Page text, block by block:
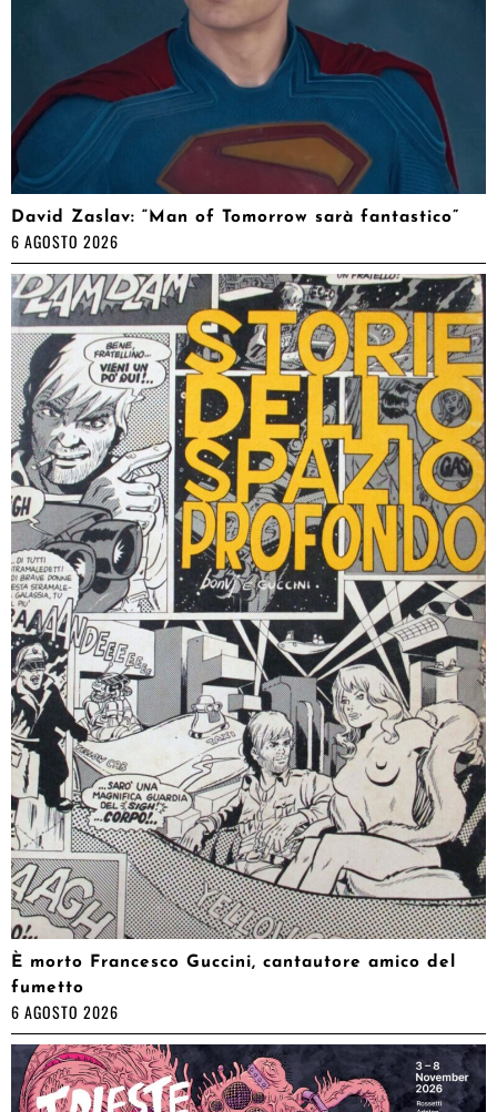
David Zaslav: “Man of Tomorrow sarà fantastico”
6 AGOSTO 2026
È morto Francesco Guccini, cantautore amico del
fumetto
6 AGOSTO 2026